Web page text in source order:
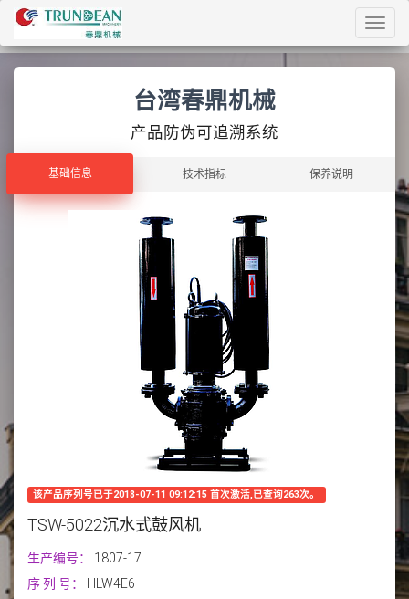
台湾春鼎机械
产品防伪可追溯系统
基础信息 技术指标 保养说明
基础信息
该产品序列号已于2018-07-11 09:12:15 首次激活,已查询263次。
TSW-5022沉水式鼓风机
生产编号：
1807-17
序 列 号：
HLW4E6